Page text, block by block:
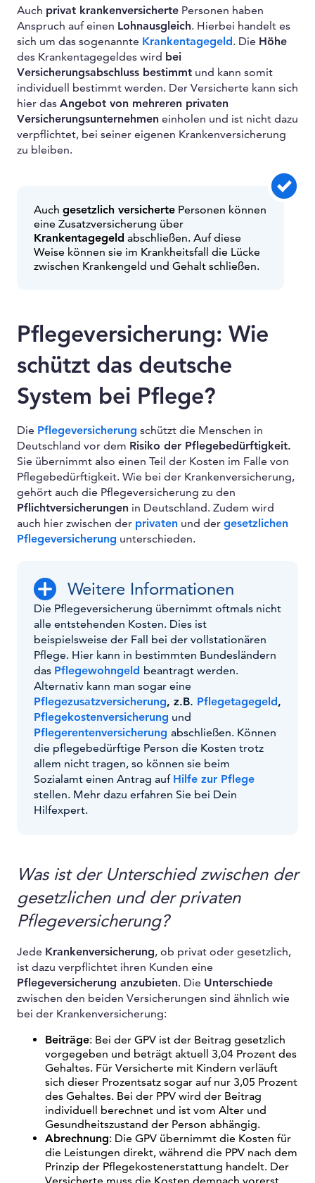
Auch privat krankenversicherte Personen haben
Anspruch auf einen Lohnausgleich. Hierbei handelt es
sich um das sogenannte Krankentagegeld. Die Höhe
des Krankentagegeldes wird bei
Versicherungsabschluss bestimmt und kann somit
individuell bestimmt werden. Der Versicherte kann sich
hier das Angebot von mehreren privaten
Versicherungsunternehmen einholen und ist nicht dazu
verpflichtet, bei seiner eigenen Krankenversicherung
zu bleiben.
Auch gesetzlich versicherte Personen können
eine Zusatzversicherung über
Krankentagegeld abschließen. Auf diese
Weise können sie im Krankheitsfall die Lücke
zwischen Krankengeld und Gehalt schließen.
Pflegeversicherung: Wie
schützt das deutsche
System bei Pflege?
Die Pflegeversicherung schützt die Menschen in
Deutschland vor dem Risiko der Pflegebedürftigkeit.
Sie übernimmt also einen Teil der Kosten im Falle von
Pflegebedürftigkeit. Wie bei der Krankenversicherung,
gehört auch die Pflegeversicherung zu den
Pflichtversicherungen in Deutschland. Zudem wird
auch hier zwischen der privaten und der gesetzlichen
Pflegeversicherung unterschieden.
Weitere Informationen
Die Pflegeversicherung übernimmt oftmals nicht
alle entstehenden Kosten. Dies ist
beispielsweise der Fall bei der vollstationären
Pflege. Hier kann in bestimmten Bundesländern
das Pflegewohngeld beantragt werden.
Alternativ kann man sogar eine
Pflegezusatzversicherung, z.B. Pflegetagegeld,
Pflegekostenversicherung und
Pflegerentenversicherung abschließen. Können
die pflegebedürftige Person die Kosten trotz
allem nicht tragen, so können sie beim
Sozialamt einen Antrag auf Hilfe zur Pflege
stellen. Mehr dazu erfahren Sie bei Dein
Hilfexpert.
Was ist der Unterschied zwischen der
gesetzlichen und der privaten
Pflegeversicherung?
Jede Krankenversicherung, ob privat oder gesetzlich,
ist dazu verpflichtet ihren Kunden eine
Pflegeversicherung anzubieten. Die Unterschiede
zwischen den beiden Versicherungen sind ähnlich wie
bei der Krankenversicherung:
Beiträge: Bei der GPV ist der Beitrag gesetzlich
vorgegeben und beträgt aktuell 3,04 Prozent des
Gehaltes. Für Versicherte mit Kindern verläuft
sich dieser Prozentsatz sogar auf nur 3,05 Prozent
des Gehaltes. Bei der PPV wird der Beitrag
individuell berechnet und ist vom Alter und
Gesundheitszustand der Person abhängig.
Abrechnung: Die GPV übernimmt die Kosten für
die Leistungen direkt, während die PPV nach dem
Prinzip der Pflegekostenerstattung handelt. Der